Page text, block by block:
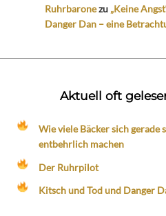
Ruhrbaronezu „Keine
Danger Dan – eine
Aktuell oft
Wie viele Bäcker sich gerade
entbehrlich machen
Der Ruhrpilot
Kitsch und Tod und Danger